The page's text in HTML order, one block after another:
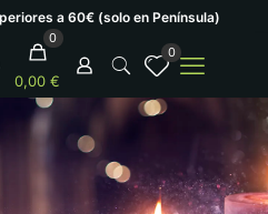
a 60€ (solo en Península)
0
0,00 €
0